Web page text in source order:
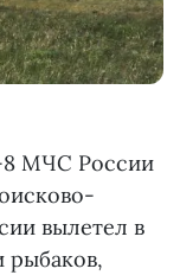
8 МЧС России
вылетел в
рыбаков,